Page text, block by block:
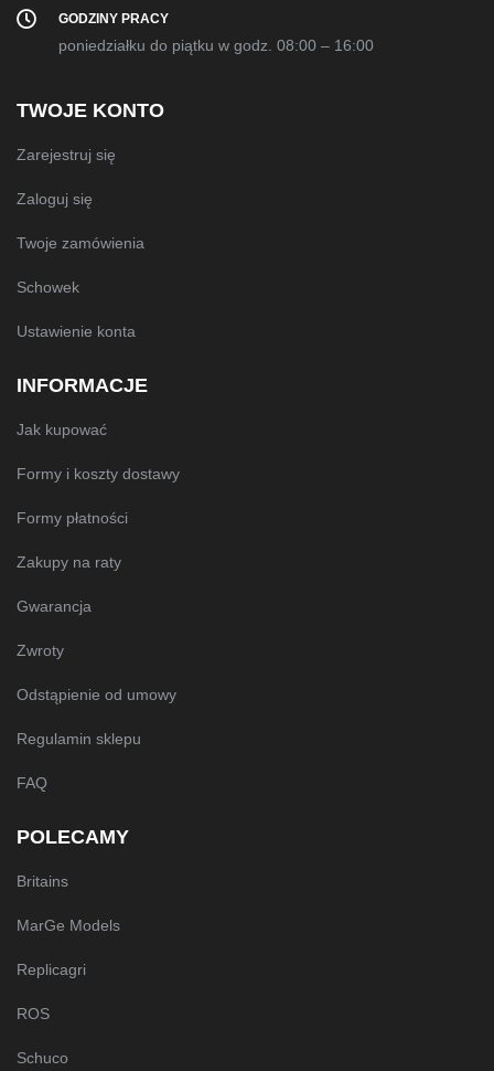
GODZINY PRACY
poniedziałku do piątku w godz. 08:00 – 16:00
TWOJE KONTO
Zarejestruj się
Zaloguj się
Twoje zamówienia
Schowek
Ustawienie konta
INFORMACJE
Jak kupować
Formy i koszty dostawy
Formy płatności
Zakupy na raty
Gwarancja
Zwroty
Odstąpienie od umowy
Regulamin sklepu
FAQ
POLECAMY
Britains
MarGe Models
Replicagri
ROS
Schuco